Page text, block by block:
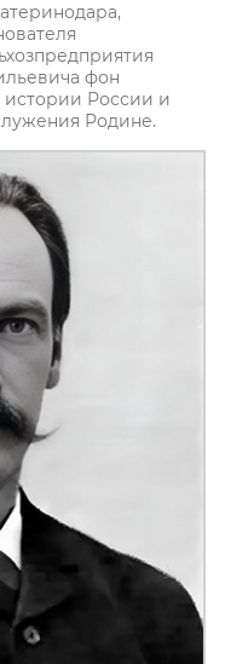
фон
истории России и
Родине.